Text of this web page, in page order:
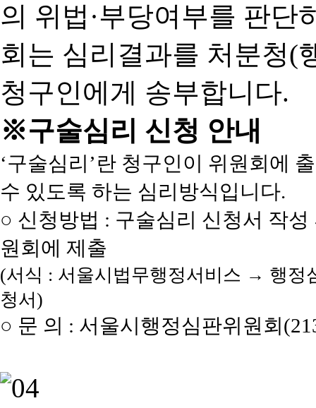
의 위법·부당여부를 판단
회는 심리결과를 처분청(
청구인에게 송부합니다.
※구술심리 신청 안내
‘구술심리’란 청구인이 위원회에
수 있도록 하는 심리방식입니다.
○ 신청방법 : 구술심리 신청서 작
원회에 제출
(서식 : 서울시법무행정서비스 → 행
청서)
○ 문 의 : 서울시행정심판위원회